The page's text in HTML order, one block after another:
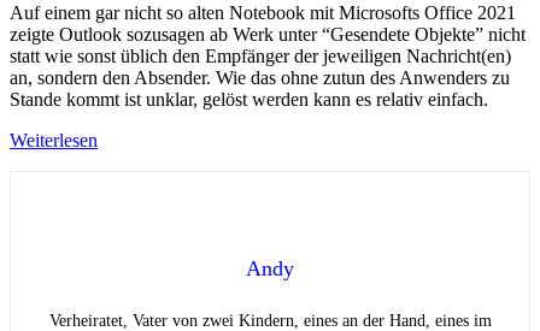
Auf einem gar nicht so alten Notebook mit Microsofts Office 2021
zeigte Outlook sozusagen ab Werk unter “Gesendete Objekte” nicht
statt wie sonst üblich den Empfänger der jeweiligen Nachricht(en)
an, sondern den Absender. Wie das ohne zutun des Anwenders zu
Stande kommt ist unklar, gelöst werden kann es relativ einfach.
Weiterlesen
Andy
Verheiratet, Vater von zwei Kindern, eines an der Hand, eines im